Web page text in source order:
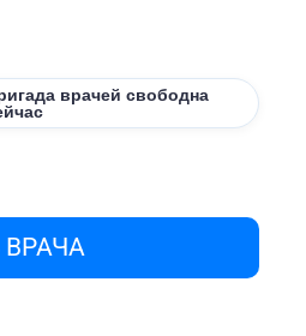
врачей свободна